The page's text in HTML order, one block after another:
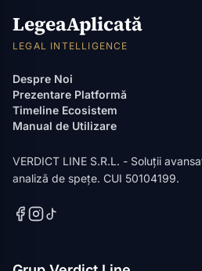
LegeaAplicată
LEGAL INTELLIGENCE
Despre Noi
Prezentare Platformă
Timeline Ecosistem
Manual de Utilizare
VERDICT LINE S.R.L. - Soluții
analiză de spețe. CUI 50104199.